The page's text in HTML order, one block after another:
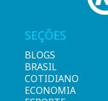
SEÇÕES
BLOGS
BRASIL
COTIDIANO
ECONOMIA